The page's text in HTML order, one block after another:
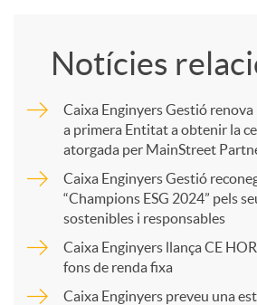
r
Notícies
Caixa Enginyers Gestió renova
a primera Entitat a obtenir la
atorgada per MainStreet
Caixa Enginyers Gestió
“Champions ESG 2024” pels
sostenibles i responsables
Caixa Enginyers llança CE
fons de renda fixa
Caixa Enginyers preveu una